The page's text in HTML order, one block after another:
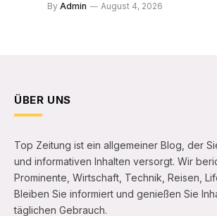
By Admin August 4, 2026
ÜBER UNS
Top Zeitung ist ein allgemeiner Blog, der
und informativen Inhalten versorgt. Wir
Prominente, Wirtschaft, Technik, Reisen,
Bleiben Sie informiert und genießen Sie
täglichen Gebrauch.